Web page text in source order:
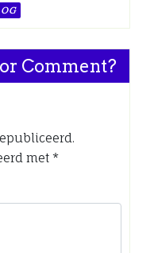
Comment?
met *